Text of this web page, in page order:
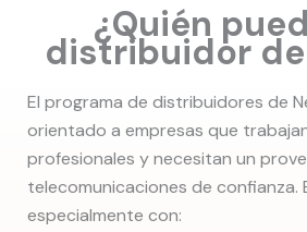
¿Quién
distribuidor
El programa de distribuidores de
orientado a empresas que
profesionales y necesitan un
telecomunicaciones de confianza.
especialmente con: